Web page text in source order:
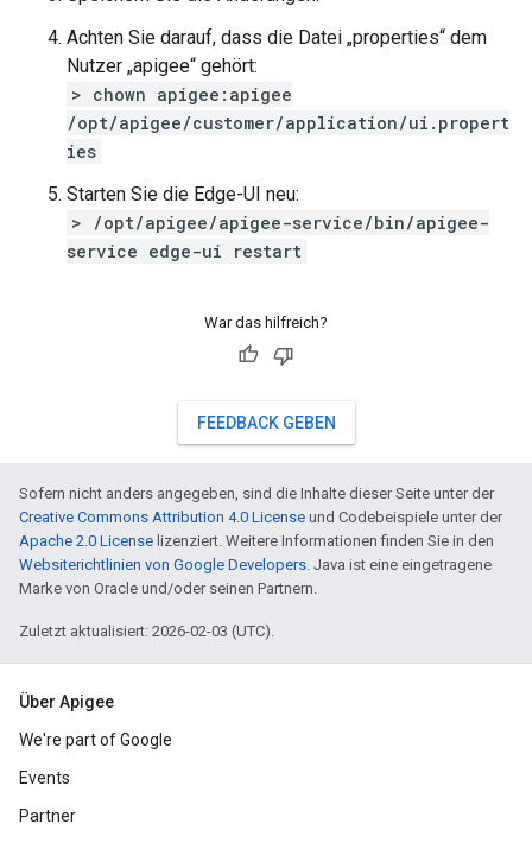
Achten Sie darauf, dass die Datei „properties“ dem
Nutzer „apigee“ gehört:
> chown apigee:apigee
/opt/apigee/customer/application/ui.propert
ies
Starten Sie die Edge-UI neu:
> /opt/apigee/apigee-service/bin/apigee-
service edge-ui restart
War das hilfreich?
FEEDBACK GEBEN
Sofern nicht anders angegeben, sind die Inhalte dieser Seite unter der
Creative Commons Attribution 4.0 License und Codebeispiele unter der
Apache 2.0 License lizenziert. Weitere Informationen finden Sie in den
Websiterichtlinien von Google Developers. Java ist eine eingetragene
Marke von Oracle und/oder seinen Partnern.
Zuletzt aktualisiert: 2026-02-03 (UTC).
Über Apigee
We're part of Google
Events
Partner